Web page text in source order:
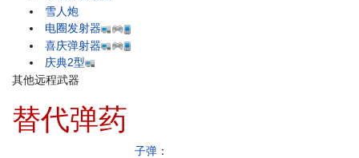
雪人炮
电圈发射器
喜庆弹射器
庆典2型
其他远程武器
替代弹药
子弹 ：